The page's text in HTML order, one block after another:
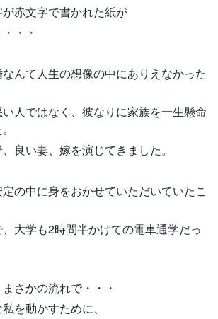
赤文字で書かれた紙が
・・
んて人生の想像の中にありえなかった
人ではなく、彼なりに家族を一生懸命
良い妻、嫁を演じてきました。
の中に身をおかせていただいていたこ
大学も2時間半かけての電車通学だっ
さかの流れで・・・
を動かすために、